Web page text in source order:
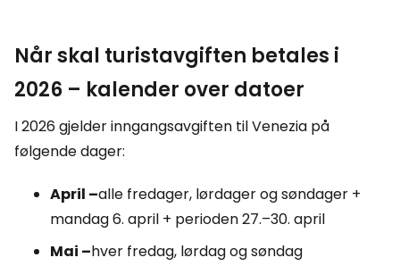
Når skal turistavgiften betales i
2026 – kalender over datoer
I 2026 gjelder inngangsavgiften til Venezia på
følgende dager:
April –alle fredager, lørdager og søndager +
mandag 6. april + perioden 27.–30. april
Mai –hver fredag, lørdag og søndag